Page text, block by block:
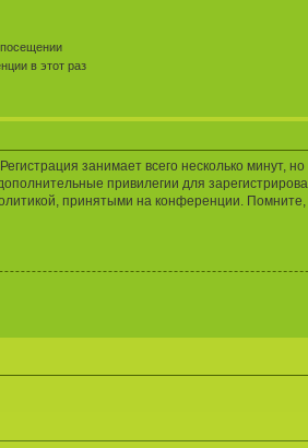
в этот раз
занимает всего несколько минут,
привилегии для
принятыми на конференции.